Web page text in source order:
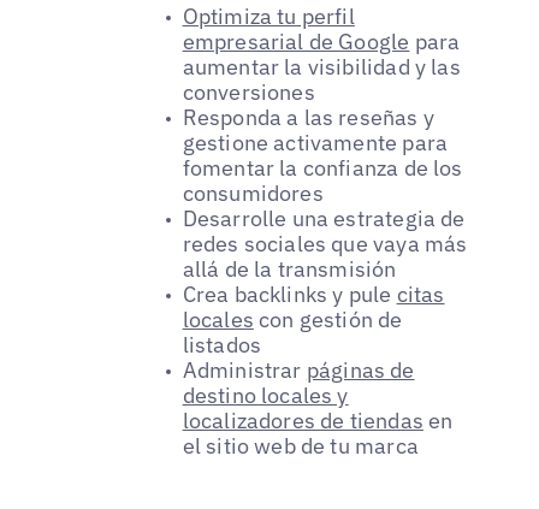
Optimiza tu perfil
empresarial de Google para
aumentar la visibilidad y las
conversiones
Responda a las reseñas y
gestione activamente para
fomentar la confianza de los
consumidores
Desarrolle una estrategia de
redes sociales que vaya más
allá de la transmisión
Crea backlinks y pule citas
locales con gestión de
listados
Administrar páginas de
destino locales y
localizadores de tiendas en
el sitio web de tu marca